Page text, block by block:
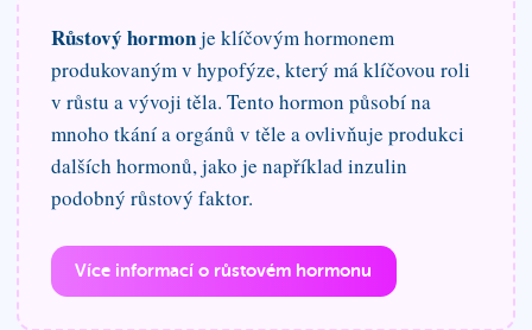
Růstový hormonje klíčovým hormonem
produkovaným v hypofýze, který má klíčovou roli
v růstu a vývoji těla. Tento hormon působí na
mnoho tkání a orgánů v těle a ovlivňuje produkci
dalších hormonů, jako je například inzulin
podobný růstový faktor.
Více informací o růstovém hormonu